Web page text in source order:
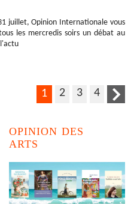
juillet, Opinion Internationale vous
les mercredis soirs un débat au
1 2 3 4
OPINION DES
ARTS